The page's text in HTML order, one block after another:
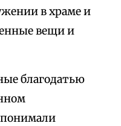
в храме и
вещи и
благодатью